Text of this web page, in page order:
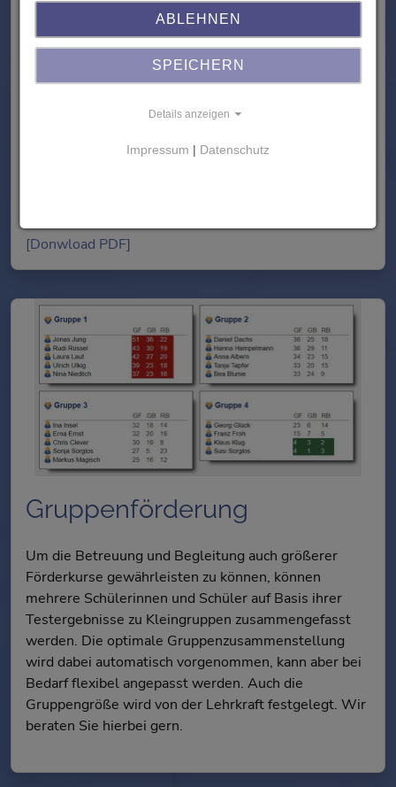
Am effektivsten sind eigene Förderstunden, in denen
an den Übungspaketen gearbeitet werden kann. Aber
auch im regulären Unterricht ermöglichen die
Lernserver-Materialien Individualisierung und
Sie in unserer Übersicht.
[Donwload PDF]
Gruppenförderung
Um die Betreuung und Begleitung auch größerer
Förderkurse gewährleisten zu können, können
mehrere Schülerinnen und Schüler auf Basis ihrer
Testergebnisse zu Kleingruppen zusammengefasst
werden. Die optimale Gruppenzusammenstellung
wird dabei automatisch vorgenommen, kann aber bei
Bedarf flexibel angepasst werden. Auch die
Gruppengröße wird von der Lehrkraft festgelegt. Wir
beraten Sie hierbei gern.
ABLEHNEN
SPEICHERN
Details anzeigen
Impressum | Datenschutz